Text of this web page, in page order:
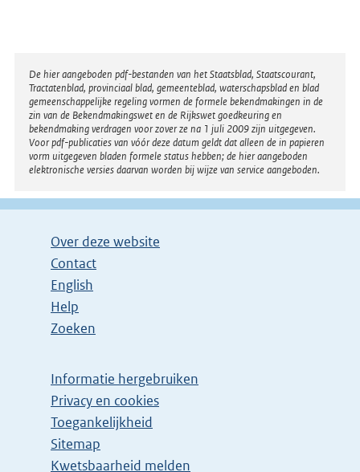
Disclaimer
De hier aangeboden pdf-bestanden van het Staatsblad, Staatscourant,
Tractatenblad, provinciaal blad, gemeenteblad, waterschapsblad en blad
gemeenschappelijke regeling vormen de formele bekendmakingen in de
zin van de Bekendmakingswet en de Rijkswet goedkeuring en
bekendmaking verdragen voor zover ze na 1 juli 2009 zijn uitgegeven.
Voor pdf-publicaties van vóór deze datum geldt dat alleen de in papieren
vorm uitgegeven bladen formele status hebben; de hier aangeboden
elektronische versies daarvan worden bij wijze van service aangeboden.
Over deze website
Contact
English
Help
Zoeken
Informatie hergebruiken
Privacy en cookies
Toegankelijkheid
Sitemap
E
Kwetsbaarheid melden